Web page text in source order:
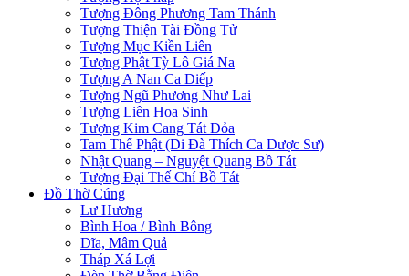
Tượng Đông Phương Tam Thánh
Tượng Thiện Tài Đồng Tử
Tượng Mục Kiền Liên
Tượng Phật Tỳ Lô Giá Na
Tượng A Nan Ca Diếp
Tượng Ngũ Phương Như Lai
Tượng Liên Hoa Sinh
Tượng Kim Cang Tát Đỏa
Tam Thế Phật (Di Đà Thích Ca Dược Sư)
Nhật Quang – Nguyệt Quang Bồ Tát
Tượng Đại Thế Chí Bồ Tát
Đồ Thờ Cúng
Lư Hương
Bình Hoa / Bình Bông
Dĩa, Mâm Quả
Tháp Xá Lợi